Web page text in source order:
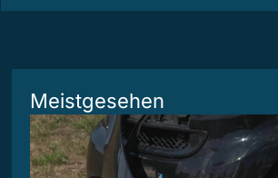
Meistgesehen